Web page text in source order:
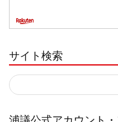
サイト検索